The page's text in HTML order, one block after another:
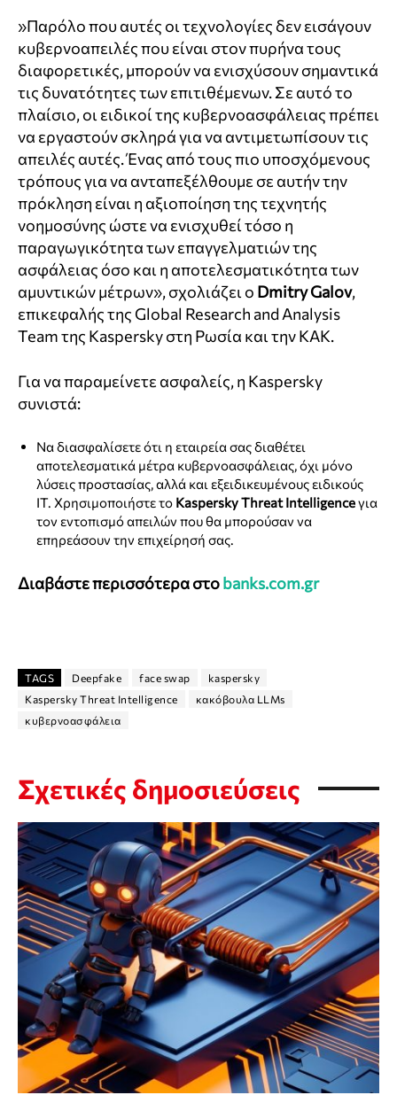
»Παρόλο που αυτές οι τεχνολογίες δεν εισάγουν
κυβερνοαπειλές που είναι στον πυρήνα τους
διαφορετικές, μπορούν να ενισχύσουν σημαντικά
τις δυνατότητες των επιτιθέμενων. Σε αυτό το
πλαίσιο, οι ειδικοί της κυβερνοασφάλειας πρέπει
να εργαστούν σκληρά για να αντιμετωπίσουν τις
απειλές αυτές. Ένας από τους πιο υποσχόμενους
τρόπους για να ανταπεξέλθουμε σε αυτήν την
πρόκληση είναι η αξιοποίηση της τεχνητής
νοημοσύνης ώστε να ενισχυθεί τόσο η
παραγωγικότητα των επαγγελματιών της
ασφάλειας όσο και η αποτελεσματικότητα των
αμυντικών μέτρων», σχολιάζει ο Dmitry Galov,
επικεφαλής της Global Research and Analysis
Team της Kaspersky στη Ρωσία και την ΚΑΚ.
Για να παραμείνετε ασφαλείς, η Kaspersky
συνιστά:
Να διασφαλίσετε ότι η εταιρεία σας διαθέτει
αποτελεσματικά μέτρα κυβερνοασφάλειας, όχι μόνο
λύσεις προστασίας, αλλά και εξειδικευμένους ειδικούς
IT. Χρησιμοποιήστε το Kaspersky Threat Intelligenceγια
τον εντοπισμό απειλών που θα μπορούσαν να
επηρεάσουν την επιχείρησή σας.
Διαβάστε περισσότερα στοbanks.com.gr
TAGS Deepfake face swap
kaspersky
Kaspersky Threat Intelligence
κακόβουλα LLMs
κυβερνοασφάλεια
Σχετικές δημοσιεύσεις